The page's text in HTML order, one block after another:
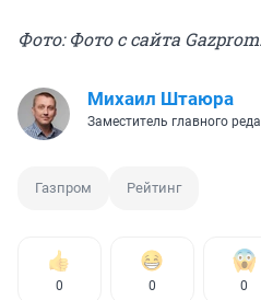
Фото: Фото с сайта
Михаил Штаюра
Заместитель главного
Газпром Рейтинг
0 0 0